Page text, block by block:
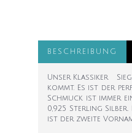
BESCHREIBUNG
Unser Klassiker
kommt. Es ist der
Schmuck ist immer
0,925 Sterling
ist der zweite